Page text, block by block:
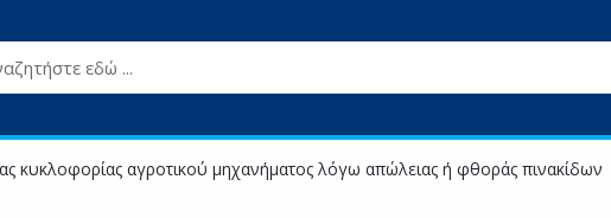
εδώ ...
κυκλοφορίας αγροτικού μηχανήματος λόγω απώλειας ή φθοράς πινακίδων